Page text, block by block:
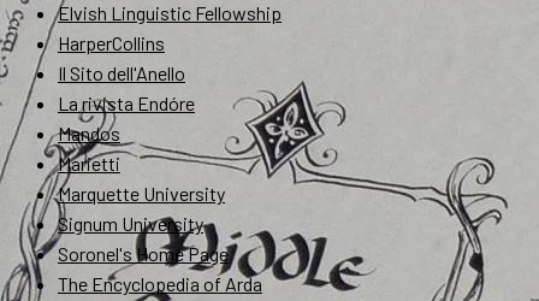
Elvish Linguistic Fellowship
HarperCollins
Il Sito dell'Anello
La rivista Endóre
Mandos
Marietti
Marquette University
Signum University
Soronel's Home Page
The Encyclopedia of Arda